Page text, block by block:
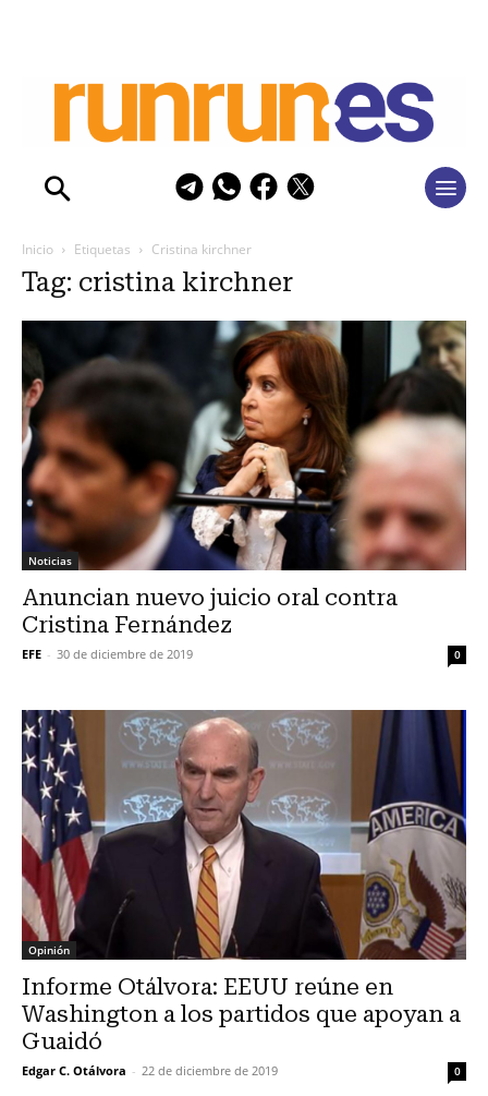
Inicio Etiquetas Cristina kirchner
Tag: cristina kirchner
Noticias
Anuncian nuevo juicio oral contra
Cristina Fernández
EFE - 30 de diciembre de 2019 0
Opinión
Informe Otálvora: EEUU reúne en
Washington a los partidos que apoyan a
Guaidó
Edgar C. Otálvora - 22 de diciembre de 2019 0